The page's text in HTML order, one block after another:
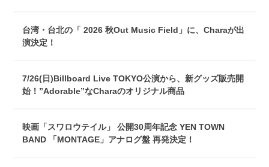
台湾・台北の「 2026 秋Out Music Field」に、Charaが出
演決定！
7/26(日)Billboard Live TOKYO公演から、新グッズ販売開
始！”Adorable”なCharaのオリジナル商品
映画「スワロウテイル」 公開30周年記念 YEN TOWN
BAND 「MONTAGE」アナログ盤 再発決定！